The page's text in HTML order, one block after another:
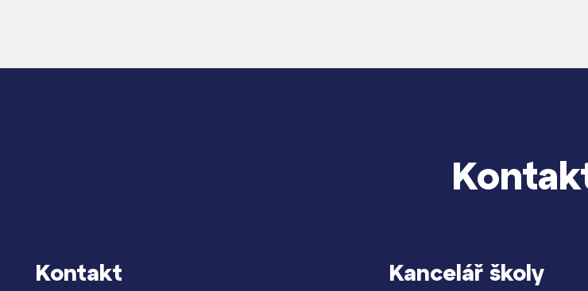
Kontakt Kancelář školy